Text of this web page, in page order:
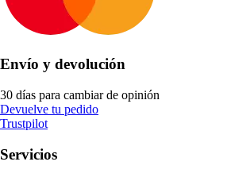
Envío y devolución
30 días para cambiar de opinión
Devuelve tu pedido
Trustpilot
Servicios